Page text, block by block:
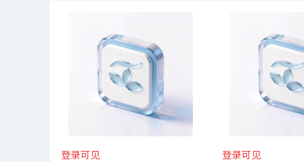
登录可见
登录可见